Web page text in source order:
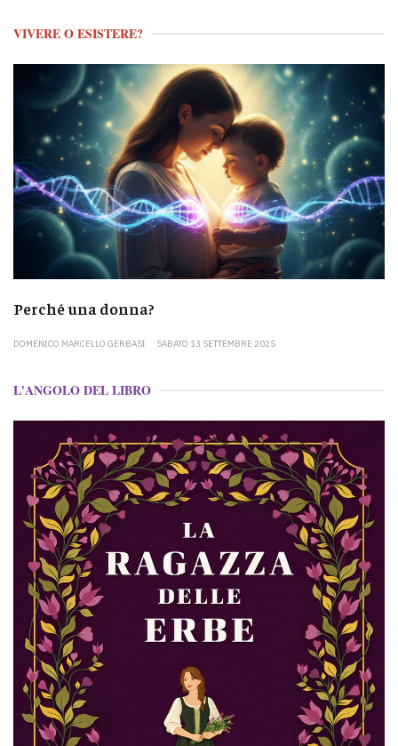
VIVERE O ESISTERE?
Perché una donna?
DOMENICO MARCELLO GERBASI SABATO 13 SETTEMBRE 2025
L'ANGOLO DEL LIBRO